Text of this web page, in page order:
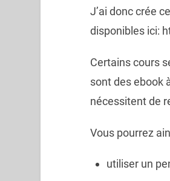
J’ai donc crée
disponibles ici:
Certains cours
sont des ebook
nécessitent de
Vous pourrez
utiliser un